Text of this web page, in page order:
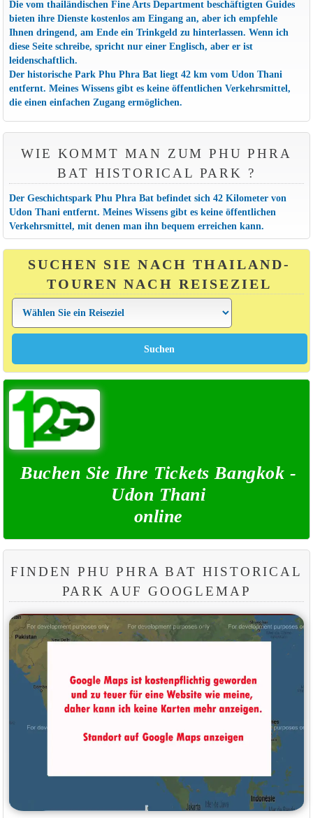
Die vom thailändischen Fine Arts Department beschäftigten Guides
bieten ihre Dienste kostenlos am Eingang an, aber ich empfehle
Ihnen dringend, am Ende ein Trinkgeld zu hinterlassen. Wenn ich
diese Seite schreibe, spricht nur einer Englisch, aber er ist
leidenschaftlich.
Der historische Park Phu Phra Bat liegt 42 km vom Udon Thani
entfernt. Meines Wissens gibt es keine öffentlichen Verkehrsmittel,
die einen einfachen Zugang ermöglichen.
WIE KOMMT MAN ZUM PHU PHRA
BAT HISTORICAL PARK ?
Der Geschichtspark Phu Phra Bat befindet sich 42 Kilometer von
Udon Thani entfernt. Meines Wissens gibt es keine öffentlichen
Verkehrsmittel, mit denen man ihn bequem erreichen kann.
SUCHEN SIE NACH THAILAND-
TOUREN NACH REISEZIEL
Buchen Sie Ihre Tickets Bangkok -
Udon Thani
online
FINDEN PHU PHRA BAT HISTORICAL
PARK AUF GOOGLEMAP